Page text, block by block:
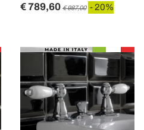
€ 789,60 € 987,00 - 20%